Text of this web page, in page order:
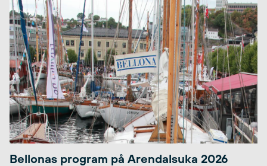
Bellonas program på Arendalsuka 2026